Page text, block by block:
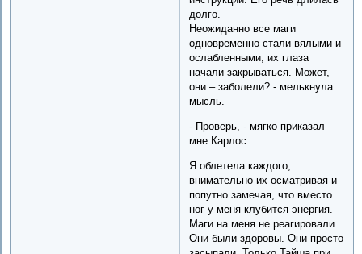
долго.
Неожиданно все маги
одновременно стали вялыми и
ослабленными, их глаза
начали закрываться. Может,
они – заболели? - мелькнула
мысль.
- Проверь, - мягко приказал
мне Карлос.
Я облетела каждого,
внимательно их осматривая и
попутно замечая, что вместо
ног у меня клубится энергия.
Маги на меня не реагировали.
Они были здоровы. Они просто